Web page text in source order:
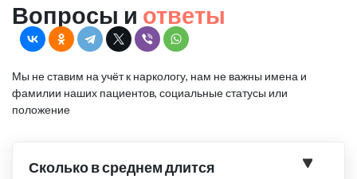
Вопросы и ответы
Мы не ставим на учёт к наркологу, нам не важны имена и
фамилии наших пациентов, социальные статусы или
положение
Сколько в среднем длится